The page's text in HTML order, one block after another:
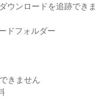
ウンロードを追跡できま
ドフォルダー
きません